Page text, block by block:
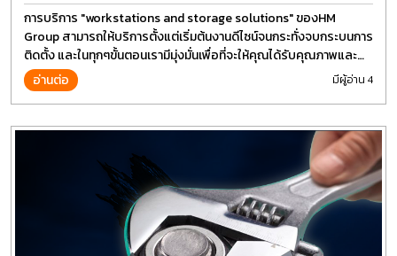
การบริการ "workstations and storage solutions" ของHM
Group สามารถให้บริการตั้งแต่เริ่มต้นงานดีไซน์จนกระทั่งจบกระบนการ
ติดตั้ง และในทุกๆขั้นตอนเรามีมุ่งมั่นเพื่อที่จะให้คุณได้รับคุณภาพและ
การที่งานที่ดีที่สุด บนต้นทุนที่ดีที่สุดเช่นกัน
อ่านต่อ มีผู้อ่าน 4